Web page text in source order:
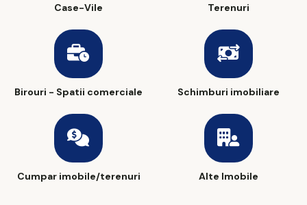
Case-Vile Terenuri
Birouri - Spatii comerciale Schimburi imobiliare
Cumpar imobile/terenuri Alte Imobile